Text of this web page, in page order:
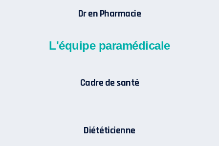
Dr en Pharmacie
L'équipe paramédicale
Cadre de santé
Diététicienne